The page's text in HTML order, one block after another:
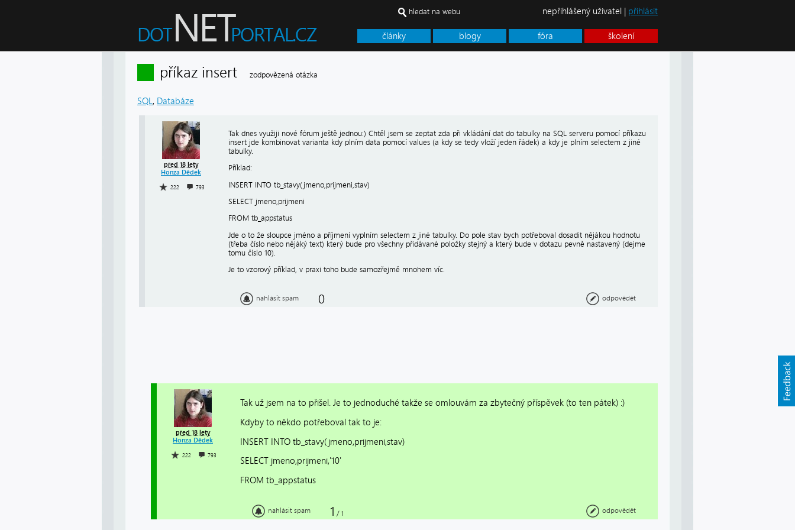
články blogy fóra školení
hledat na webu nepřihlášený uživatel | přihlásit
příkaz insert zodpovězená otázka
SQL, Databáze
před 18 lety
Honza Dědek
222 793
Tak dnes využiji nové fórum ještě jednou:) Chtěl jsem se zeptat zda při vkládání dat do tabulky na SQL serveru pomocí příkazu
insert jde kombinovat varianta kdy plním data pomocí values (a kdy se tedy vloží jeden řádek) a kdy je plním selectem z jiné
tabulky.
Příklad:
INSERT INTO tb_stavy(jmeno,prijmeni,stav)
SELECT jmeno,prijmeni
FROM tb_appstatus
Jde o to že sloupce jméno a příjmení vyplním selectem z jiné tabulky. Do pole stav bych potřeboval dosadit nějákou hodnotu
(třeba číslo nebo nějáký text) který bude pro všechny přidávané položky stejný a který bude v dotazu pevně nastavený (dejme
tomu číslo 10).
Je to vzorový příklad, v praxi toho bude samozřejmě mnohem víc.
nahlásit spam 0 odpovědět
před 18 lety
Honza Dědek
222 793
Tak už jsem na to přišel. Je to jednoduché takže se omlouvám za zbytečný příspěvek (to ten pátek) :)
Kdyby to někdo potřeboval tak to je:
INSERT INTO tb_stavy(jmeno,prijmeni,stav)
SELECT jmeno,prijmeni,'10'
FROM tb_appstatus
nahlásit spam 1 / 1 odpovědět